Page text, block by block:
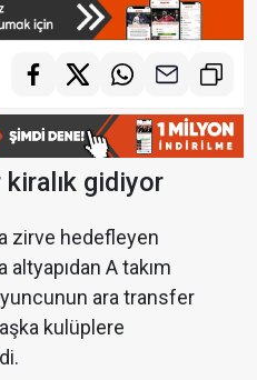
kiralık gidiyor
zirve hedefleyen
altyapıdan A takım
ara transfer
kulüplere